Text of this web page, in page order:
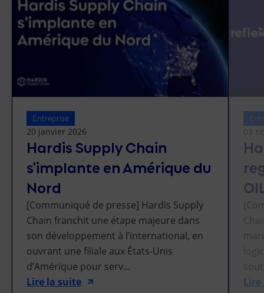
Entreprise
20 janvier 2026
Hardis Supply Chain
s’implante en Amérique du
Nord
[Communiqué de presse] Hardis Supply
Chain franchit une étape majeure dans
son développement à l’international, en
ouvrant une filiale aux États-Unis
d’Amérique pour serv...
Lire la suite